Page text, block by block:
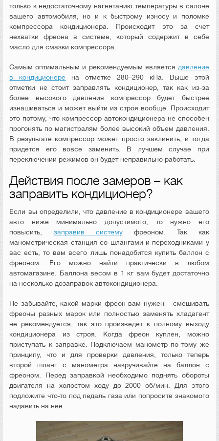
только к недостаточному нагнетанию температуры в салоне
вашего автомобиля, но и к быстрому износу и поломке
компрессора кондиционера. Происходит это за счет
нехватки фреона в системе, который содержит в себе
масло для смазки компрессора.
Самым оптимальным и рекомендуемым является давление
в кондиционере на отметке 280–290 кПа. Выше этой
отметки не стоит заправлять кондиционер, так как из-за
более высокого давления компрессор будет быстрее
изнашиваться и может выйти из строя вообще. Происходит
это потому, что компрессор автокондиционера не способен
прогонять по магистралям более высокий объем давления.
В результате компрессор может просто заклинить, и тогда
придется его вовсе заменить. В лучшем случае при
переключении режимов он будет неправильно работать.
Действия после замеров – как
заправить кондиционер?
Если вы определили, что давление в кондиционере вашего
авто ниже минимально допустимого, то нужно его
повысить, заправив системуфреоном. Так как
манометрическая станция со шлангами и переходниками у
вас есть, то вам всего лишь понадобится купить баллон с
фреоном. Его можно найти практически в любом
автомагазине. Баллона весом в 1 кг вам будет достаточно
на несколько дозаправок автокондиционера.
Не забывайте, какой марки фреон вам нужен – смешивать
фреоны разных марок или полностью заменять хладагент
не рекомендуется, так это произведет к полному выходу
кондиционера из строя. Когда фреон куплен, можно
приступать к заправке. Подключаем манометр по тому же
принципу, что и для проверки давления, только теперь
второй шланг с манометра накручивайте на баллон с
фреоном. Перед заправкой необходимо поднять обороты
двигателя на холостом ходу до 2000 об/мин. Для этого
подложите что-то под педаль газа или попросите знакомого
надавить на нее.